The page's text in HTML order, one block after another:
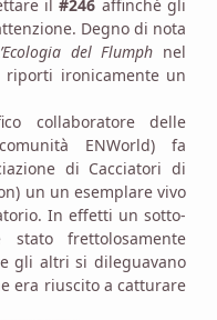
il#246 affinché gli
Degno di nota
del Flumph nel
riporti ironicamente un
collaboratore delle
ENWorld) fa
di Cacciatori di
un un esemplare vivo
In effetti un sotto-
frettolosamente
gli altri si dileguavano
era riuscito a catturare